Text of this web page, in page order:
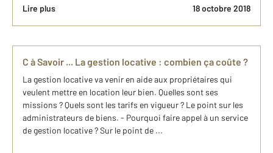
Lire plus 18 octobre 2018
C à Savoir ... La gestion locative : combien ça coûte ?
La gestion locative va venir en aide aux propriétaires qui
veulent mettre en location leur bien. Quelles sont ses
missions ? Quels sont les tarifs en vigueur ? Le point sur les
administrateurs de biens. - Pourquoi faire appel à un service
de gestion locative ? Sur le point de ...